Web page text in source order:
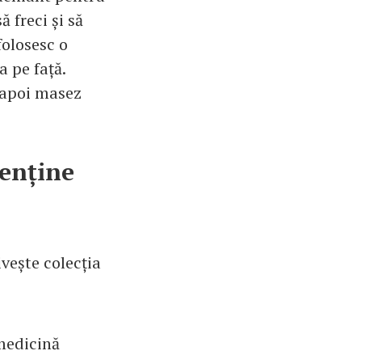
freci și să
o
pe față.
masez
colecția